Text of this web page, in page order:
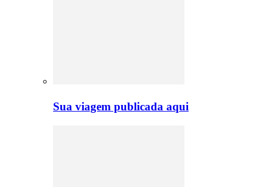
Sua viagem publicada aqui